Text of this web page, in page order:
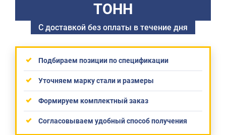
ТОНН
С доставкой без оплаты в течение дня
Подбираем позиции по спецификации
Уточняем марку стали и размеры
Формируем комплектный заказ
Согласовываем удобный способ получения